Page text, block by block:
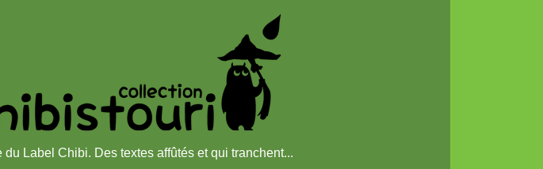
Label Chibi. Des textes affûtés et qui tranchent...